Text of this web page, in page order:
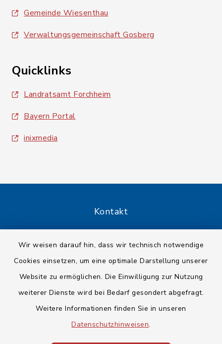
Wir weisen darauf hin, dass wir technisch notwendige
Cookies einsetzen, um eine optimale Darstellung unserer
Website zu ermöglichen. Die Einwilligung zur Nutzung
weiterer Dienste wird bei Bedarf gesondert abgefragt.
Weitere Informationen finden Sie in unseren
Datenschutzhinweisen.
Gemeinde Wiesenthau
Verwaltungsgemeinschaft Gosberg
Quicklinks
Landratsamt Forchheim
Bayern Portal
inixmedia
Kontakt
Datenschutz
Impressum
Sitemap
Cookie-Einstellungen